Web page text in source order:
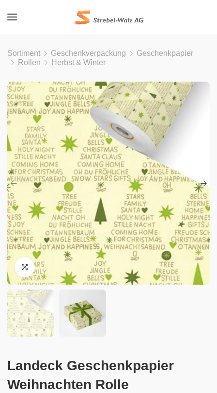
Sortiment Geschenkverpackung
Geschenkpapier
Rollen
Herbst & Winter
Landeck Geschenkpapier
Weihnachten Rolle